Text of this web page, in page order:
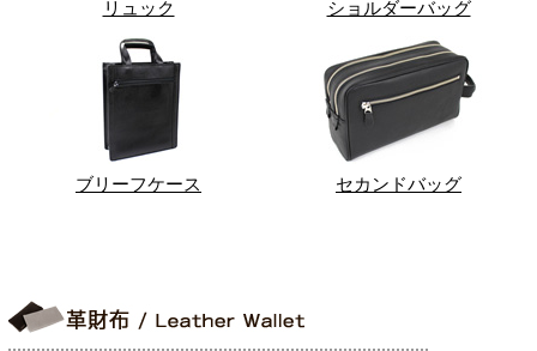
リュック ショルダーバッグ
ブリーフケース セカンドバッグ